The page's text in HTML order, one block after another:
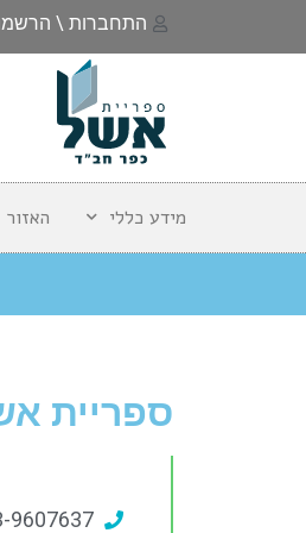
התחברות \
מידע כללי
ספריית
9607637